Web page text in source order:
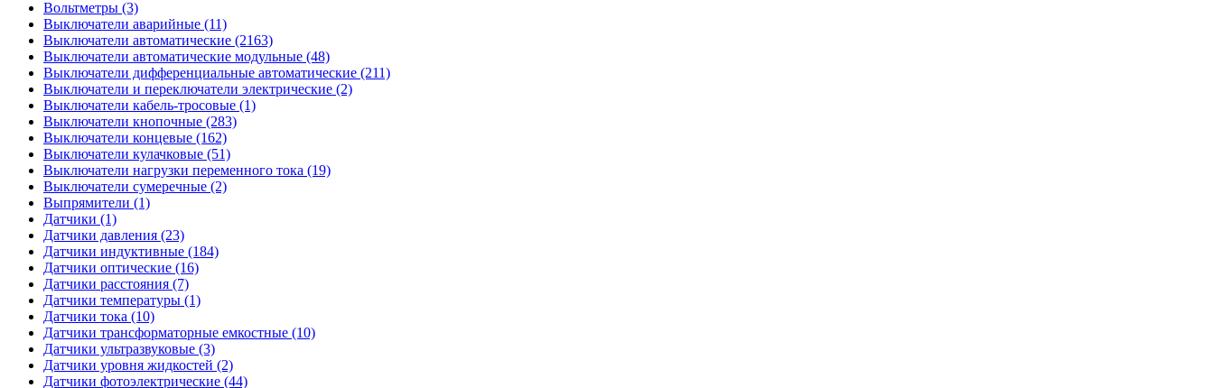
Вольтметры (3)
Выключатели аварийные (11)
Выключатели автоматические (2163)
Выключатели автоматические модульные (48)
Выключатели дифференциальные автоматические (211)
Выключатели и переключатели электрические (2)
Выключатели кабель-тросовые (1)
Выключатели кнопочные (283)
Выключатели концевые (162)
Выключатели кулачковые (51)
Выключатели нагрузки переменного тока (19)
Выключатели сумеречные (2)
Выпрямители (1)
Датчики (1)
Датчики давления (23)
Датчики индуктивные (184)
Датчики оптические (16)
Датчики расстояния (7)
Датчики температуры (1)
Датчики тока (10)
Датчики трансформаторные емкостные (10)
Датчики ультразвуковые (3)
Датчики уровня жидкостей (2)
Датчики фотоэлектрические (44)